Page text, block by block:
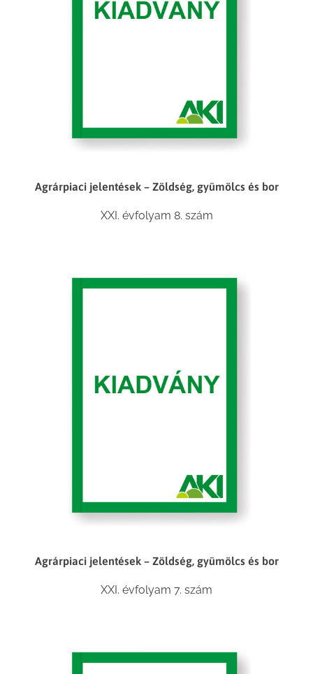
Agrárpiaci jelentések – Zöldség, gyümölcs és bor
XXI. évfolyam 8. szám
Agrárpiaci jelentések – Zöldség, gyümölcs és bor
XXI. évfolyam 7. szám